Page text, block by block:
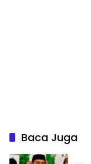
Baca Juga